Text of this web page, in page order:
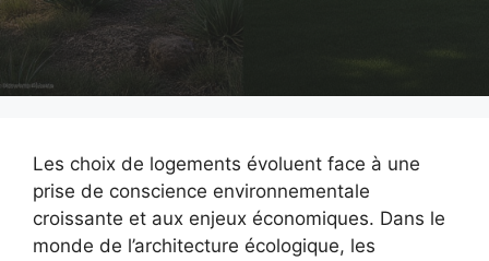
Les choix de logements évoluent face à une
prise de conscience environnementale
croissante et aux enjeux économiques. Dans le
monde de l’architecture écologique, les